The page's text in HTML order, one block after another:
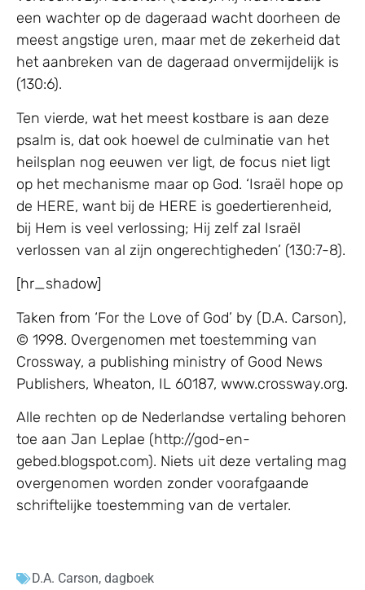
een wachter op de dageraad wacht doorheen de
meest angstige uren, maar met de zekerheid dat
het aanbreken van de dageraad onvermijdelijk is
(130:6).
Ten vierde, wat het meest kostbare is aan deze
psalm is, dat ook hoewel de culminatie van het
heilsplan nog eeuwen ver ligt, de focus niet ligt
op het mechanisme maar op God. ‘Israël hope op
de HERE, want bij de HERE is goedertierenheid,
bij Hem is veel verlossing; Hij zelf zal Israël
verlossen van al zijn ongerechtigheden’ (130:7-8).
[hr_shadow]
Taken from ‘For the Love of God’ by (D.A. Carson),
© 1998. Overgenomen met toestemming van
Crossway, a publishing ministry of Good News
Publishers, Wheaton, IL 60187, www.crossway.org.
Alle rechten op de Nederlandse vertaling behoren
toe aan Jan Leplae (http://god-en-
gebed.blogspot.com). Niets uit deze vertaling mag
overgenomen worden zonder voorafgaande
schriftelijke toestemming van de vertaler.
D.A. Carson, dagboek